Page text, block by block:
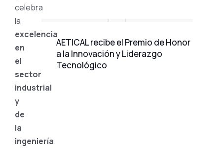
celebra
la
excelencia
en
el
sector
industrial
y
de
la
ingeniería.
AETICAL recibe el Premio de Honor
a la Innovación y Liderazgo
Tecnológico